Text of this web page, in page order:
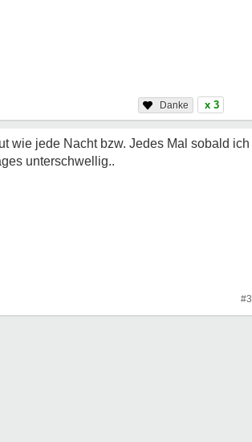
x 3
wie jede Nacht bzw. Jedes Mal sobald ich
unterschwellig..
#3